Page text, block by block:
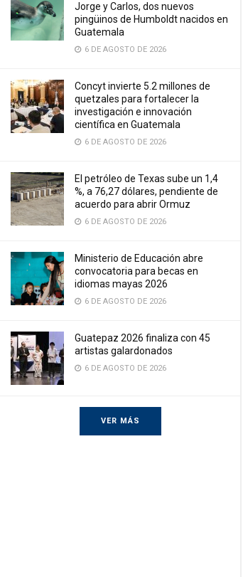
Jorge y Carlos, dos nuevos
pingüinos de Humboldt nacidos en
Guatemala
6 DE AGOSTO DE 2026
Concyt invierte 5.2 millones de
quetzales para fortalecer la
investigación e innovación
científica en Guatemala
6 DE AGOSTO DE 2026
El petróleo de Texas sube un 1,4
%, a 76,27 dólares, pendiente de
acuerdo para abrir Ormuz
6 DE AGOSTO DE 2026
Ministerio de Educación abre
convocatoria para becas en
idiomas mayas 2026
6 DE AGOSTO DE 2026
Guatepaz 2026 finaliza con 45
artistas galardonados
6 DE AGOSTO DE 2026
VER MÁS